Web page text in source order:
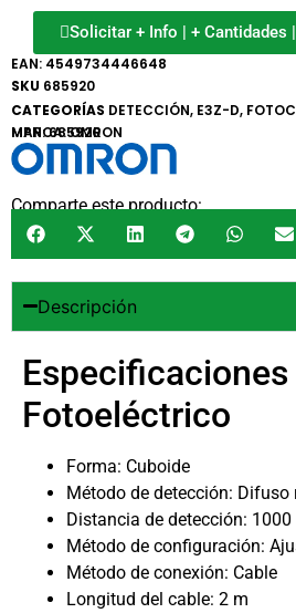
Solicitar + Info | + Cantidades
EAN: 4549734446648
SKU 685920
CATEGORÍAS DETECCIÓN, E3Z-D,
MARCA:OMRON
MPN: 685920
Comparte este producto:
Descripción
Fotoeléctrico
Forma: Cuboide
Método de detección: Difuso
Distancia de detección: 1000
Método de configuración:
Método de conexión: Cable
Longitud del cable: 2 m